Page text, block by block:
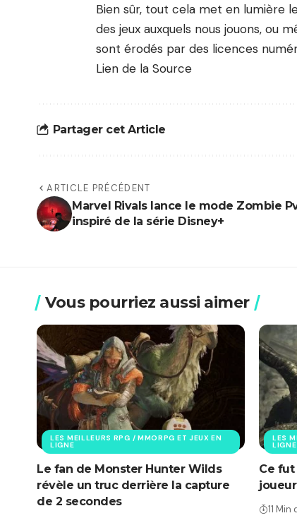
Bien sûr, tout cela met en lumière
des jeux auxquels nous jouons, ou
sont érodés par des licences
Lien de la Source
Partager cet Article
ARTICLE PRÉCÉDENT
Marvel Rivals lance le mode Zombie
inspiré de la série Disney+
Vous pourriez aussi aimer
LES MEILLEURS RPG / MMORPG ET JEUX EN
LIGNE
Le fan de Monster Hunter Wilds
révèle un truc derrière la capture
de 2 secondes
LES
LIGNE
Ce
11